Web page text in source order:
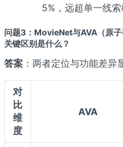
5%，远超单一线索
问题3：MovieNet与AVA（原
关键区别是什么？
答案：两者定位与功能差异
对
比
维
度
AVA